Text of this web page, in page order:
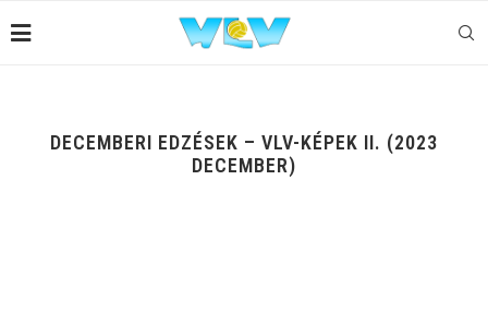
DECEMBERI EDZÉSEK – VLV-KÉPEK II. (2023
DECEMBER)